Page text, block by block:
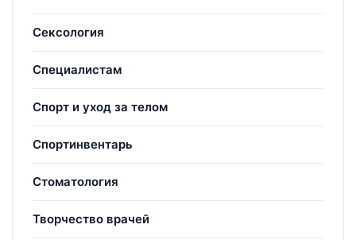
Сексология
Специалистам
Спорт и уход за телом
Спортинвентарь
Стоматология
Творчество врачей